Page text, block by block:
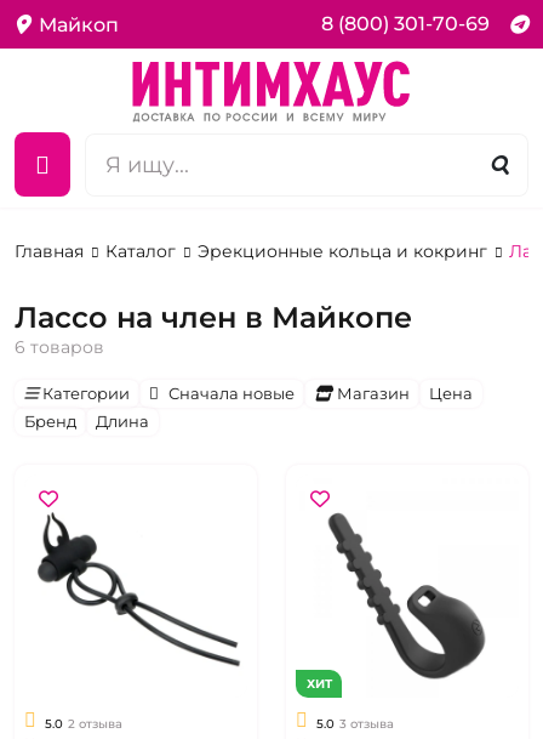
Майкоп 8 (800) 301-70-69
Главная Каталог Эрекционные кольца и кокринг
Лассо на член в Майкопе
6 товаров
Категории Сначала новые Магазин
Цена
Бренд
Длина
5.0 2 отзыва
ХИТ
5.0 3 отзыва